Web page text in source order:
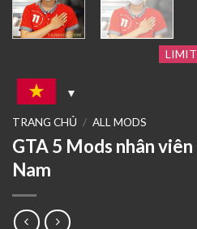
LIMIT
TRANG CHỦ / ALL MODS
GTA 5 Mods nhân
Nam